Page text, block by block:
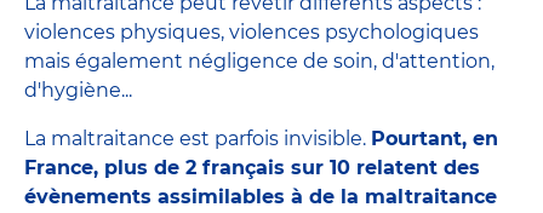
violences physiques, violences psychologiques
mais également négligence de soin, d'attention,
d'hygiène...
La maltraitance est parfois invisible. Pourtant, en
France, plus de 2 français sur 10 relatent des
évènements assimilables à de la maltraitance